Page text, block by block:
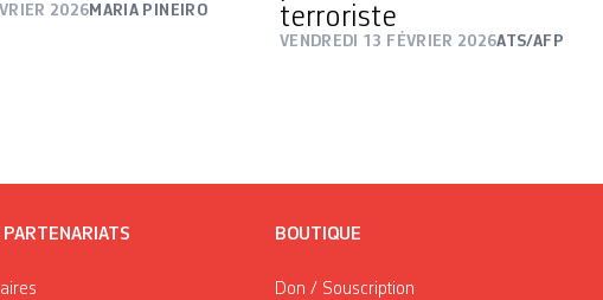
2026 MARIA PINEIRO
terroriste
VENDREDI 13 FÉVRIER 2026ATS/AFP
BOUTIQUE
Don / Souscription